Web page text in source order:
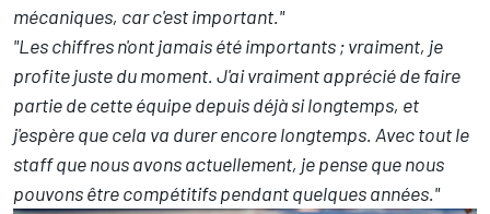
mécaniques, car c'est important."
"Les chiffres n'ont jamais été importants ; vraiment, je
profite juste du moment. J'ai vraiment apprécié de faire
partie de cette équipe depuis déjà si longtemps, et
j'espère que cela va durer encore longtemps. Avec tout le
staff que nous avons actuellement, je pense que nous
pouvons être compétitifs pendant quelques années."